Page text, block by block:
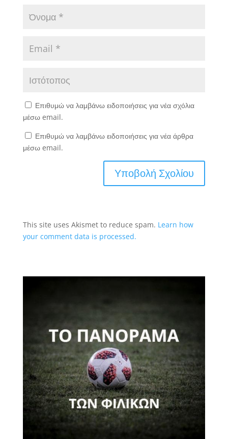
Επιθυμώ να λαμβάνω ειδοποιήσεις για νέα σχόλια
μέσω email.
Επιθυμώ να λαμβάνω ειδοποιήσεις για νέα άρθρα
μέσω email.
This site uses Akismet to reduce spam. Learn how
your comment data is processed.